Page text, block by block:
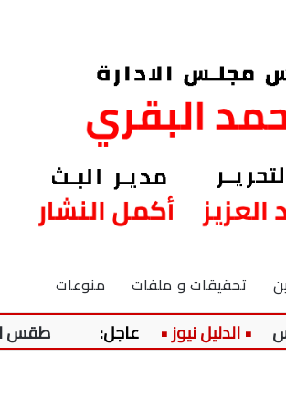
تحقيقات و ملفات منوعات
عاجل: طقس الأحد.. 3 ظواهر جوية تضرب المحافظات وتحذير من ارتفاع الأمواج